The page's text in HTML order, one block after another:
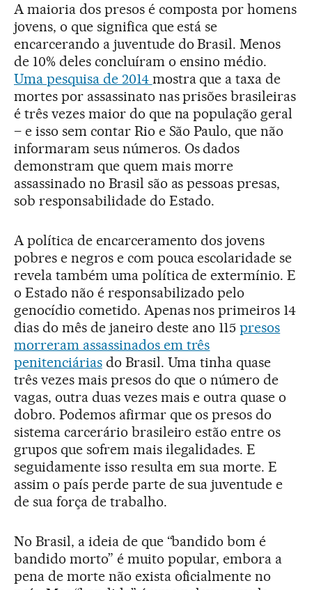
A maioria dos presos é composta por homens
jovens, o que significa que está se
encarcerando a juventude do Brasil. Menos
de 10% deles concluíram o ensino médio.
Uma pesquisa de 2014 mostra que a taxa de
mortes por assassinato nas prisões brasileiras
é três vezes maior do que na população geral
– e isso sem contar Rio e São Paulo, que não
informaram seus números. Os dados
demonstram que quem mais morre
assassinado no Brasil são as pessoas presas,
sob responsabilidade do Estado.
A política de encarceramento dos jovens
pobres e negros e com pouca escolaridade se
revela também uma política de extermínio. E
o Estado não é responsabilizado pelo
genocídio cometido. Apenas nos primeiros 14
dias do mês de janeiro deste ano 115presos
morreram assassinados em três
penitenciáriasdo Brasil. Uma tinha quase
três vezes mais presos do que o número de
vagas, outra duas vezes mais e outra quase o
dobro. Podemos afirmar que os presos do
sistema carcerário brasileiro estão entre os
grupos que sofrem mais ilegalidades. E
seguidamente isso resulta em sua morte. E
assim o país perde parte de sua juventude e
de sua força de trabalho.
No Brasil, a ideia de que “bandido bom é
bandido morto” é muito popular, embora a
pena de morte não exista oficialmente no